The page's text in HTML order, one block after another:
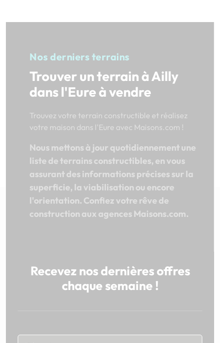
Nos derniers terrains
Trouver un terrain à Ailly
dans l'Eure à vendre
Trouvez votre terrain constructible et réalisez
votre maison dans l'Eure avec Maisons.com !
Nous mettons à jour quotidiennement une
liste de terrains constructibles, en vous
assurant des informations précises sur la
superficie, la viabilisation ou encore
l'orientation. Confiez votre rêve de
construction aux agences Maisons.com.
Recevez nos dernières offres
chaque semaine !